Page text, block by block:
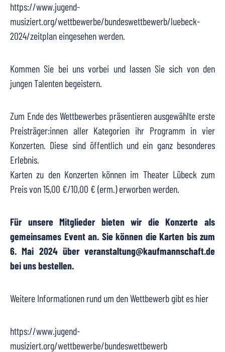
https://www.jugend-
musiziert.org/wettbewerbe/bundeswettbewerb/luebeck-
2024/zeitplan eingesehen werden.
Kommen Sie bei uns vorbei und lassen Sie sich von den
jungen Talenten begeistern.
Zum Ende des Wettbewerbes präsentieren ausgewählte erste
Preisträger:innen aller Kategorien ihr Programm in vier
Konzerten. Diese sind öffentlich und ein ganz besonderes
Erlebnis.
Karten zu den Konzerten können im Theater Lübeck zum
Preis von 15,00 €/10,00 € (erm.) erworben werden.
Für unsere Mitglieder bieten wir die Konzerte als
gemeinsames Event an. Sie können die Karten bis zum
6. Mai 2024 über veranstaltung@kaufmannschaft.de
bei uns bestellen.
Weitere Informationen rund um den Wettbewerb gibt es hier
https://www.jugend-
musiziert.org/wettbewerbe/bundeswettbewerb